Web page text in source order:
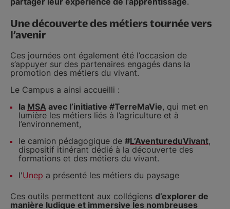
Une découverte des métiers tournée vers
l’avenir
Ces journées ont également été l’occasion de
s’appuyer sur des partenaires engagés dans la
promotion des métiers du vivant.
Le Campus a ainsi accueilli :
la MSA avec l’initiative #TerreMaVie, qui met en
lumière les métiers liés à l’agriculture et à
l’environnement,
le camion pédagogique de #L’AventureduVivant,
dispositif itinérant dédié à la découverte des
formations et des métiers du vivant.
l'Unep a présenté les métiers du paysage
Ces outils permettent aux collégiens d’explorer de
manière ludique et immersive les nombreuses